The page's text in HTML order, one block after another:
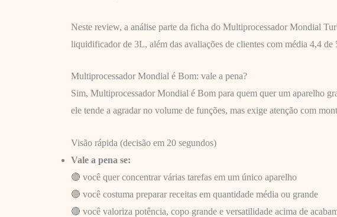
Neste review, a análise parte da ficha do Multiprocessador Mondial
liquidificador de 3L, além das avaliações de clientes com média 4,4 de
Multiprocessador Mondial é Bom: vale a pena?
Sim, Multiprocessador Mondial é Bom para quem quer um aparelho
ele tende a agradar no volume de funções, mas exige atenção com
Visão rápida (decisão em 20 segundos)
Vale a pena se:
🔴 você quer concentrar várias tarefas em um único aparelho
🔴 você costuma preparar receitas em quantidade média ou grande
🔴 você valoriza potência, copo grande e versatilidade acima de